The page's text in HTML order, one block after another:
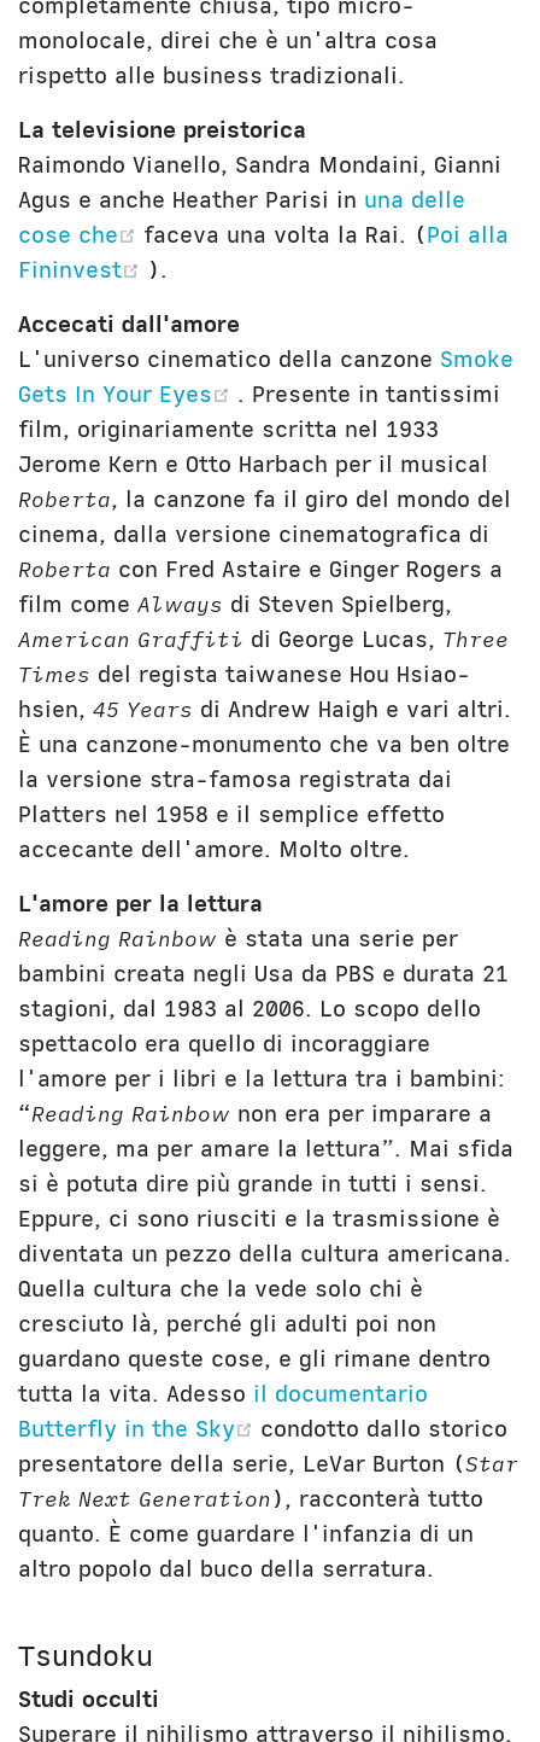
monolocale, direi che è un'altra cosa
rispetto alle business tradizionali.
La televisione preistorica
Raimondo Vianello, Sandra Mondaini, Gianni
Agus e anche Heather Parisi in una delle
cose che
(opens new window)
faceva una volta la Rai. (Poi alla
Fininvest
(opens new window)
).
Accecati dall'amore
L'universo cinematico della canzone Smoke
Gets In Your Eyes
(opens new window)
. Presente in tantissimi
film, originariamente scritta nel 1933
Jerome Kern e Otto Harbach per il musical
Roberta, la canzone fa il giro del mondo del
cinema, dalla versione cinematografica di
Roberta con Fred Astaire e Ginger Rogers a
film come Always di Steven Spielberg,
American Graffiti di George Lucas, Three
Times del regista taiwanese Hou Hsiao-
hsien, 45 Years di Andrew Haigh e vari altri.
È una canzone-monumento che va ben oltre
la versione stra-famosa registrata dai
Platters nel 1958 e il semplice effetto
accecante dell'amore. Molto oltre.
L'amore per la lettura
Reading Rainbow è stata una serie per
bambini creata negli Usa da PBS e durata 21
stagioni, dal 1983 al 2006. Lo scopo dello
spettacolo era quello di incoraggiare
l'amore per i libri e la lettura tra i bambini:
“Reading Rainbow non era per imparare a
leggere, ma per amare la lettura”. Mai sfida
si è potuta dire più grande in tutti i sensi.
Eppure, ci sono riusciti e la trasmissione è
diventata un pezzo della cultura americana.
Quella cultura che la vede solo chi è
cresciuto là, perché gli adulti poi non
guardano queste cose, e gli rimane dentro
tutta la vita. Adesso il documentario
Butterfly in the Sky
(opens new window)
condotto dallo storico
presentatore della serie, LeVar Burton (Star
Trek Next Generation ), racconterà tutto
quanto. È come guardare l'infanzia di un
altro popolo dal buco della serratura.
Tsundoku
Studi occulti
Superare il nihilismo attraverso il nihilismo.